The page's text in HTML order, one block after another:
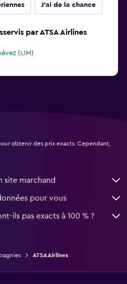
J'ai de la chance
par ATSA Airlines
(LIM)
obtenir des prix exacts. Cependant,
site marchand
pour vous
ils pas exacts à 100 % ?
ATSA Airlines